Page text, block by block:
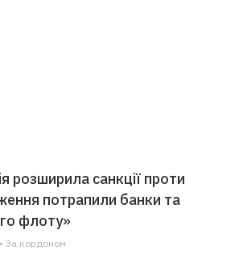
розширила санкції проти
потрапили банки та
флоту»
За кордоном